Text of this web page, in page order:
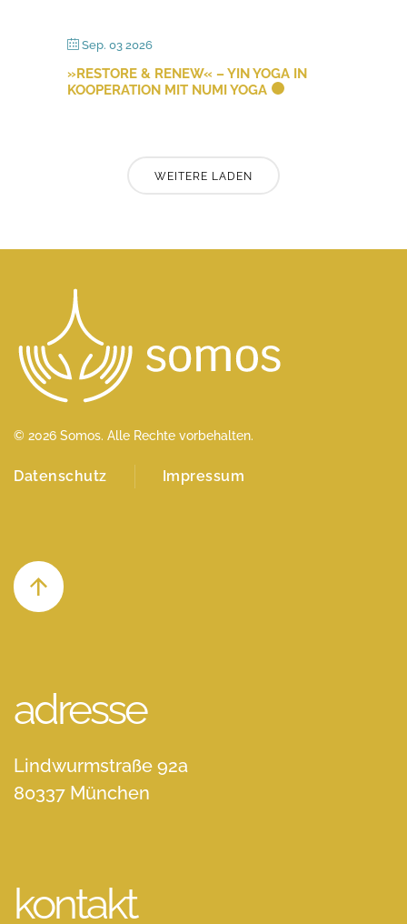
Sep. 03 2026
»RESTORE & RENEW« – YIN YOGA IN
KOOPERATION MIT NUMI YOGA
WEITERE LADEN
© 2026 Somos. Alle Rechte vorbehalten.
Datenschutz Impressum
adresse
Lindwurmstraße 92a
80337 München
kontakt